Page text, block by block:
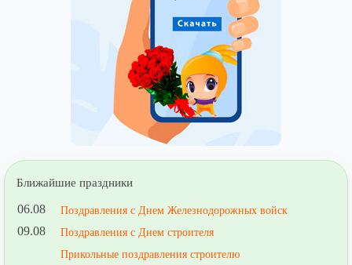
Ближайшие праздники
06.08 Поздравления с Днем Железнодорожных войск
09.08
Поздравления с Днем строителя
Прикольные поздравления строителю